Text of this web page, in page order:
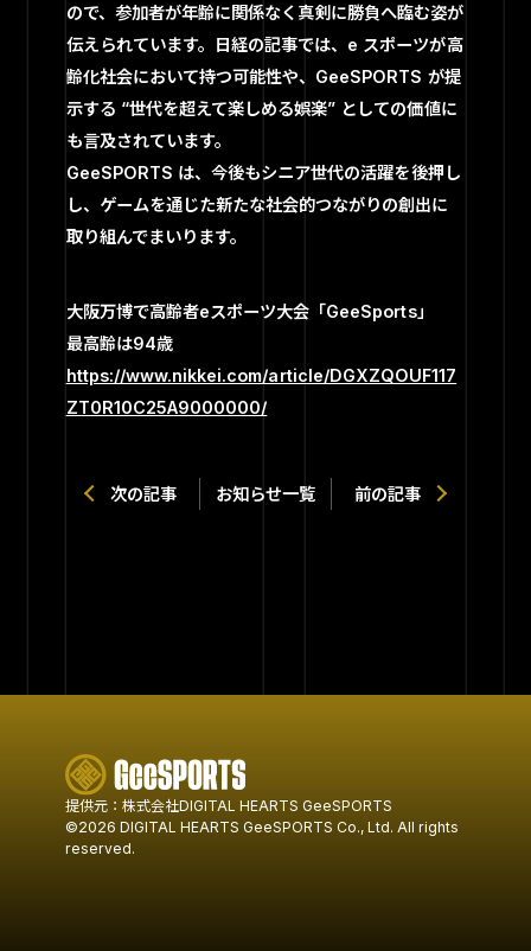
ので、参加者が年齢に関係なく真剣に勝負へ臨む姿が
伝えられています。日経の記事では、e スポーツが高
齢化社会において持つ可能性や、GeeSPORTS が提
示する “世代を超えて楽しめる娯楽” としての価値に
も言及されています。
GeeSPORTS は、今後もシニア世代の活躍を後押し
し、ゲームを通じた新たな社会的つながりの創出に
取り組んでまいります。
大阪万博で高齢者eスポーツ大会「GeeSports」
最高齢は94歳
https://www.nikkei.com/article/DGXZQOUF117
ZT0R10C25A9000000/
次の記事 お知らせ一覧 前の記事
提供元：株式会社DIGITAL HEARTS GeeSPORTS
©2026 DIGITAL HEARTS GeeSPORTS Co., Ltd. All rights
reserved.